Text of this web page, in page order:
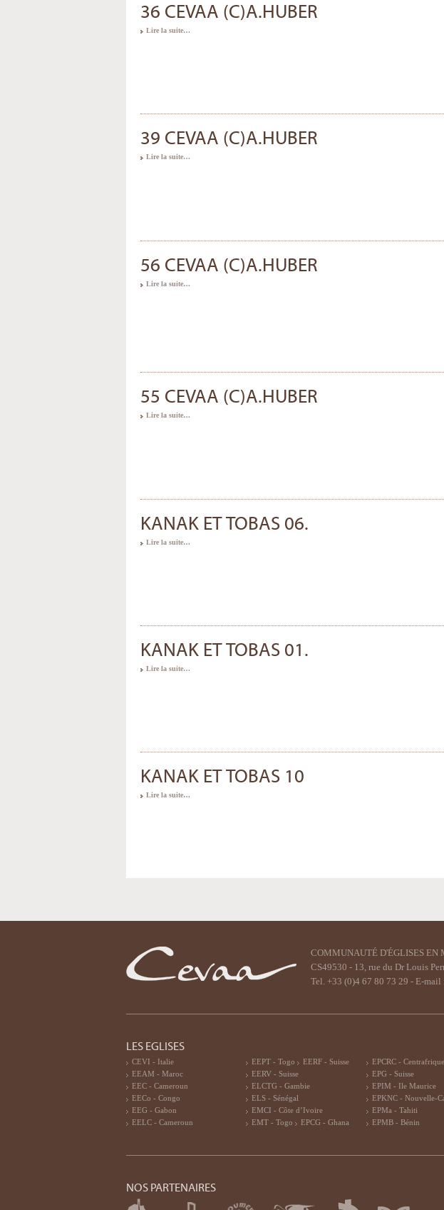
36 CEVAA (C)A.HUBER
Lire la suite…
39 CEVAA (C)A.HUBER
Lire la suite…
56 CEVAA (C)A.HUBER
Lire la suite…
55 CEVAA (C)A.HUBER
Lire la suite…
KANAK ET TOBAS 06.
Lire la suite…
KANAK ET TOBAS 01.
Lire la suite…
KANAK ET TOBAS 10
Lire la suite…
COMMUNAUTÉ D'ÉGLISES EN
CS49530 - 13, rue du Dr Louis
Tel. +33 (0)4 67 80 73 29 - E-mail
LES EGLISES
CEVI - Italie
EEAM - Maroc
EEC - Cameroun
EECo - Congo
EEG - Gabon
EELC - Cameroun
EEPT - Togo
EERF - Suisse
EERV - Suisse
ELCTG - Gambie
ELS - Sénégal
EMCI - Côte d’Ivoire
EMT - Togo
EPCG - Ghana
EPCRC - Centrafrique
EPG - Suisse
EPIM - Ile Maurice
EPKNC - Nouvelle-
EPMa - Tahiti
EPMB - Bénin
NOS PARTENAIRES